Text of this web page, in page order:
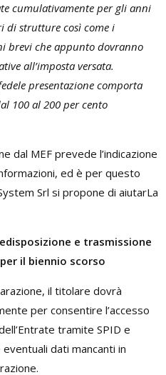
cumulativamente per gli anni
di strutture così come i
brevi che appunto dovranno
all’imposta versata.
presentazione comporta
100 al 200 per cento
dal MEF prevede l’indicazione
ed è per questo
Srl si propone di aiutarLa
e trasmissione
il biennio scorso
il titolare dovrà
per consentire l’accesso
tramite SPID e
dati mancanti in